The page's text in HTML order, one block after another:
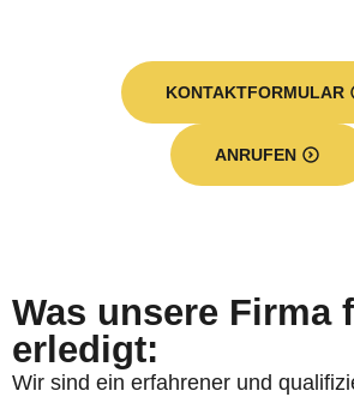
KONTAKTFORMULAR
ANRUFEN
Was unsere Firma
erledigt:
Wir sind ein erfahrener und